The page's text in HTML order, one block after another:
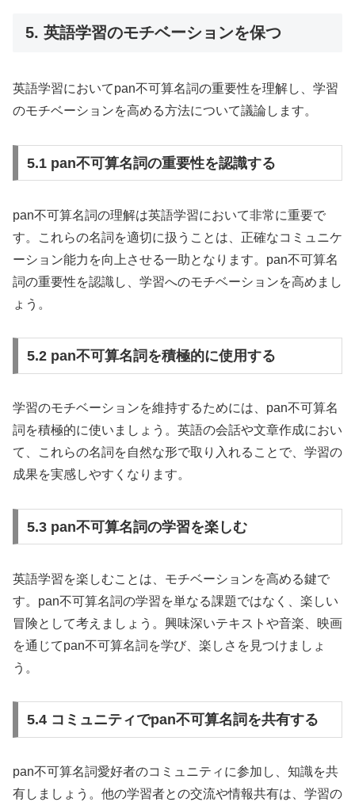
5. 英語学習のモチベーションを保つ
英語学習においてpan不可算名詞の重要性を理解し、学習
のモチベーションを高める方法について議論します。
5.1 pan不可算名詞の重要性を認識する
pan不可算名詞の理解は英語学習において非常に重要で
す。これらの名詞を適切に扱うことは、正確なコミュニケ
ーション能力を向上させる一助となります。pan不可算名
詞の重要性を認識し、学習へのモチベーションを高めまし
ょう。
5.2 pan不可算名詞を積極的に使用する
学習のモチベーションを維持するためには、pan不可算名
詞を積極的に使いましょう。英語の会話や文章作成におい
て、これらの名詞を自然な形で取り入れることで、学習の
成果を実感しやすくなります。
5.3 pan不可算名詞の学習を楽しむ
英語学習を楽しむことは、モチベーションを高める鍵で
す。pan不可算名詞の学習を単なる課題ではなく、楽しい
冒険として考えましょう。興味深いテキストや音楽、映画
を通じてpan不可算名詞を学び、楽しさを見つけましょ
う。
5.4 コミュニティでpan不可算名詞を共有する
pan不可算名詞愛好者のコミュニティに参加し、知識を共
有しましょう。他の学習者との交流や情報共有は、学習の